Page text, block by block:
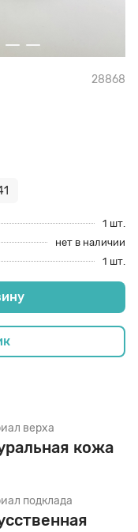
28868
1 шт.
нет в наличии
1 шт.
верха
кожа
подклада